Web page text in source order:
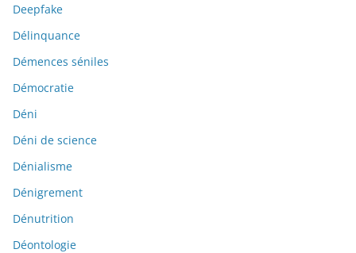
Deepfake
Délinquance
Démences séniles
Démocratie
Déni
Déni de science
Dénialisme
Dénigrement
Dénutrition
Déontologie